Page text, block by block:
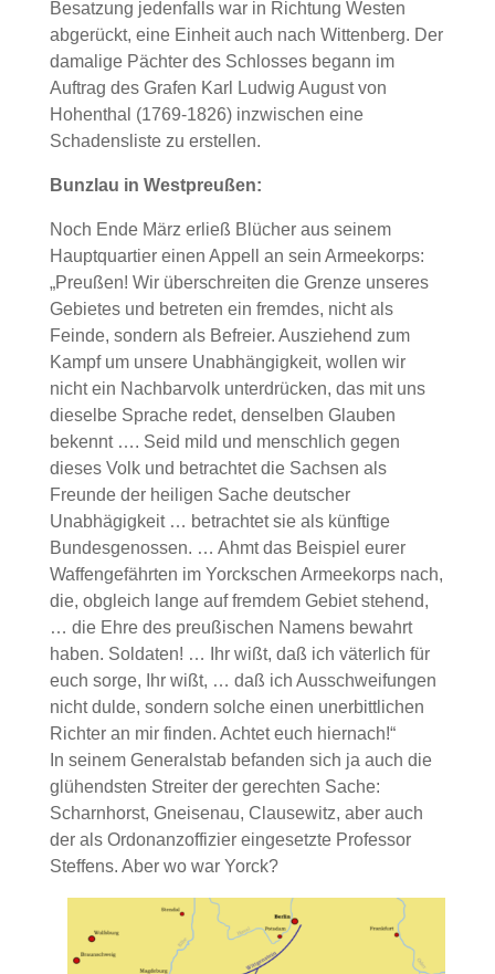
Besatzung jedenfalls war in Richtung Westen
abgerückt, eine Einheit auch nach Wittenberg. Der
damalige Pächter des Schlosses begann im
Auftrag des Grafen Karl Ludwig August von
Hohenthal (1769-1826) inzwischen eine
Schadensliste zu erstellen.
Bunzlau in Westpreußen:
Noch Ende März erließ Blücher aus seinem
Hauptquartier einen Appell an sein Armeekorps:
„Preußen! Wir überschreiten die Grenze unseres
Gebietes und betreten ein fremdes, nicht als
Feinde, sondern als Befreier. Ausziehend zum
Kampf um unsere Unabhängigkeit, wollen wir
nicht ein Nachbarvolk unterdrücken, das mit uns
dieselbe Sprache redet, denselben Glauben
bekennt …. Seid mild und menschlich gegen
dieses Volk und betrachtet die Sachsen als
Freunde der heiligen Sache deutscher
Unabhägigkeit … betrachtet sie als künftige
Bundesgenossen. … Ahmt das Beispiel eurer
Waffengefährten im Yorckschen Armeekorps nach,
die, obgleich lange auf fremdem Gebiet stehend,
… die Ehre des preußischen Namens bewahrt
haben. Soldaten! … Ihr wißt, daß ich väterlich für
euch sorge, Ihr wißt, … daß ich Ausschweifungen
nicht dulde, sondern solche einen unerbittlichen
Richter an mir finden. Achtet euch hiernach!“
In seinem Generalstab befanden sich ja auch die
glühendsten Streiter der gerechten Sache:
Scharnhorst, Gneisenau, Clausewitz, aber auch
der als Ordonanzoffizier eingesetzte Professor
Steffens. Aber wo war Yorck?